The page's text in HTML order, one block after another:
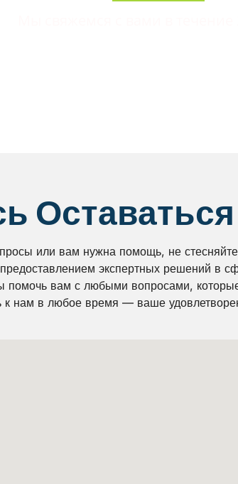
или вам нужна помощь, не
экспертных решений в
помочь вам с любыми вопросами, которые
к нам в любое время — ваше